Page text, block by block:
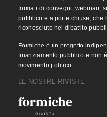
formati di convegni, webinair,
pubblico e a porte chiuse, che
riconosciuto nel dibattito
Formiche è un progetto
finanziamento pubblico e non
movimento politico.
LE NOSTRE RIVISTE